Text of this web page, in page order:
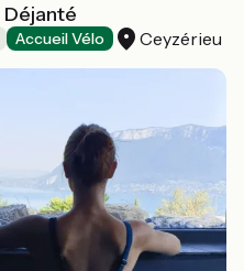
Déjanté
Accueil Vélo Ceyzérieu